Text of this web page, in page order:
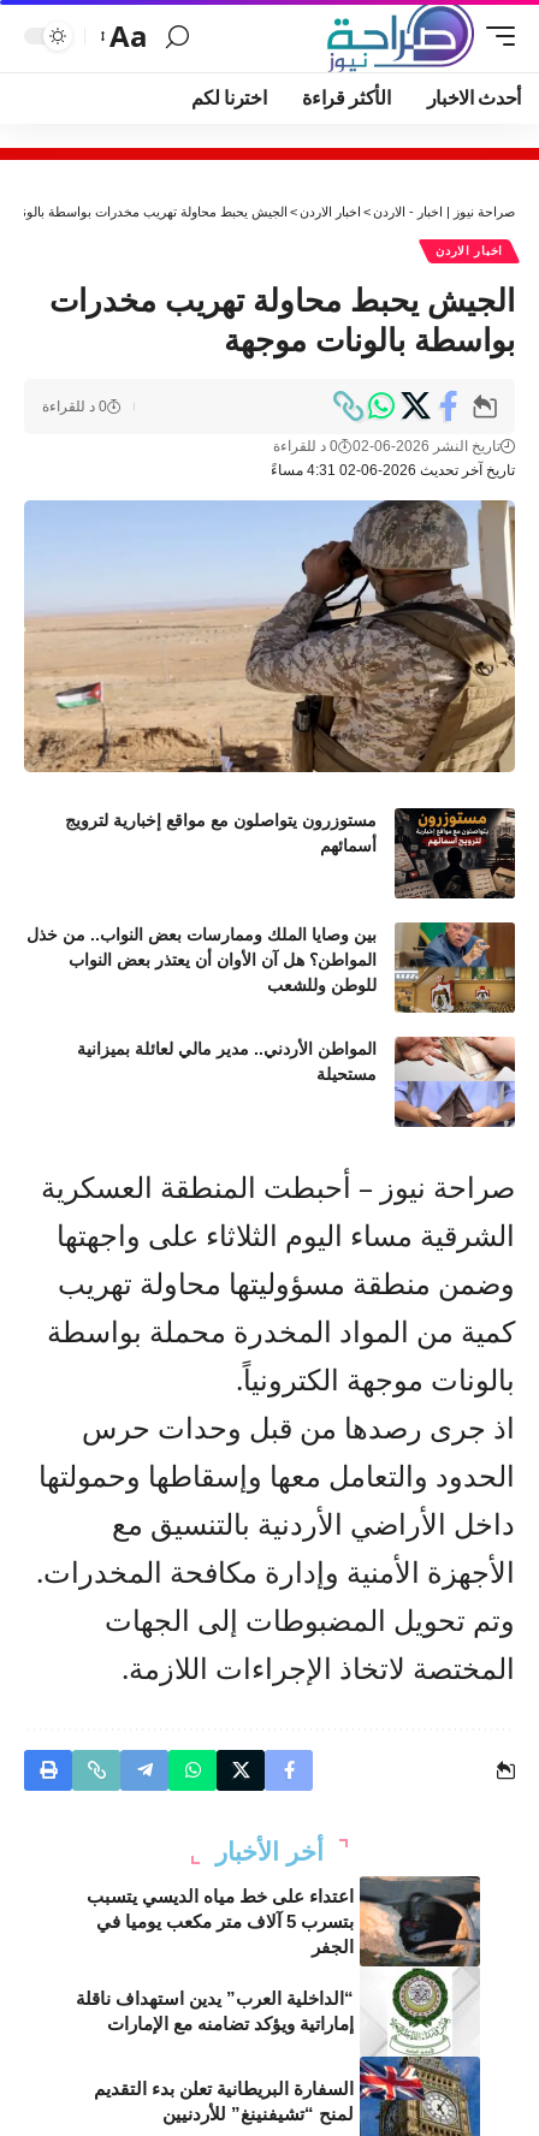
Aa
أحدث الاخبار الأكثر قراءة اخترنا لكم
صراحة نيوز | اخبار - الاردن> اخبار الاردن> الجيش يحبط محاولة تهريب مخدرات بواسطة بالونات
اخبار الاردن
الجيش يحبط محاولة تهريب مخدرات
بواسطة بالونات موجهة
تاريخ آخر تحديث 2026-06-02 4:31 مساءً
تاريخ النشر 2026-06-02 0 د للقراءة
0 د للقراءة
مستوزرون يتواصلون مع مواقع إخبارية لترويج
أسمائهم
بين وصايا الملك وممارسات بعض النواب.. من خذل
المواطن؟ هل آن الأوان أن يعتذر بعض النواب
للوطن وللشعب
المواطن الأردني.. مدير مالي لعائلة بميزانية
مستحيلة
صراحة نيوز – أحبطت المنطقة العسكرية
الشرقية مساء اليوم الثلاثاء على واجهتها
وضمن منطقة مسؤوليتها محاولة تهريب
كمية من المواد المخدرة محملة بواسطة
بالونات موجهة الكترونياً.
اذ جرى رصدها من قبل وحدات حرس
الحدود والتعامل معها وإسقاطها وحمولتها
داخل الأراضي الأردنية بالتنسيق مع
الأجهزة الأمنية وإدارة مكافحة المخدرات.
وتم تحويل المضبوطات إلى الجهات
المختصة لاتخاذ الإجراءات اللازمة.
أخر الأخبار
اعتداء على خط مياه الديسي يتسبب
بتسرب 5 آلاف متر مكعب يوميا في
الجفر
“الداخلية العرب” يدين استهداف ناقلة
إماراتية ويؤكد تضامنه مع الإمارات
السفارة البريطانية تعلن بدء التقديم
لمنح “تشيفنينغ” للأردنيين